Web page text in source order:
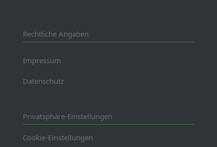
Rechtliche Angaben
Impressum
Datenschutz
Privatsphäre-Einstellungen
Cookie-Einstellungen